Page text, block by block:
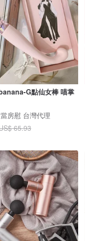
G點仙女棒 喵掌
房慰 台灣代理
65.93